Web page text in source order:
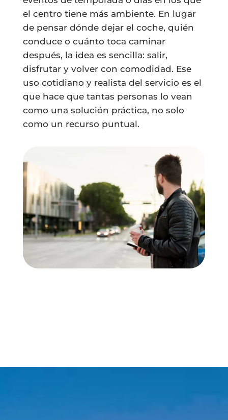
el centro tiene más ambiente. En lugar
de pensar dónde dejar el coche, quién
conduce o cuánto toca caminar
después, la idea es sencilla: salir,
disfrutar y volver con comodidad. Ese
uso cotidiano y realista del servicio es el
que hace que tantas personas lo vean
como una solución práctica, no solo
como un recurso puntual.